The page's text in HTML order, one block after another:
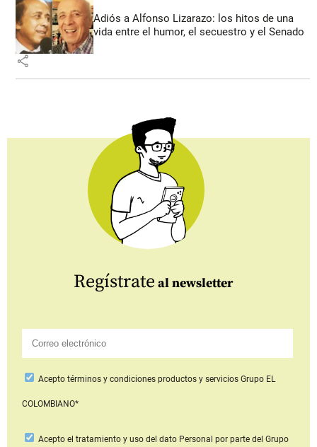
Adiós a Alfonso Lizarazo: los hitos de una
vida entre el humor, el secuestro y el Senado
share
Regístrate al newsletter
Aceptotérminos y condiciones productos y serviciosGrupo EL
COLOMBIANO*
Acepto el tratamiento y uso del dato Personal por parte del Grupo